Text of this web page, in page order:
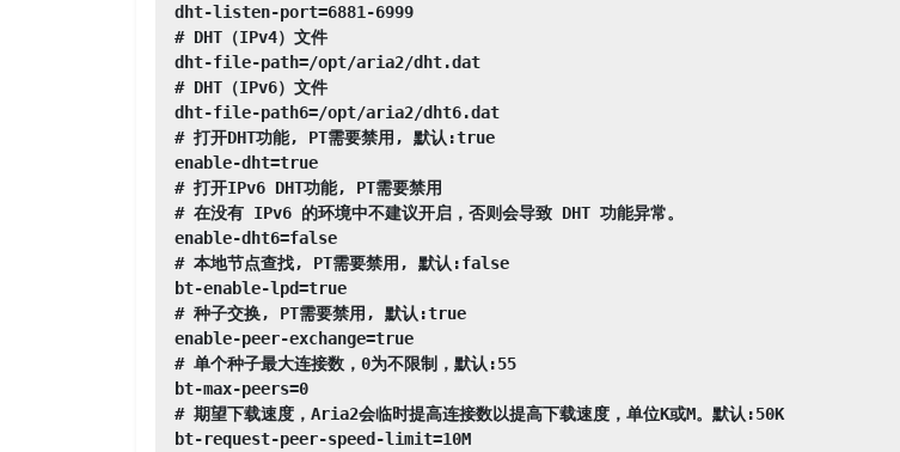
dht-listen-port=6881-6999
# DHT（IPv4）文件
dht-file-path=/opt/aria2/dht.dat
# DHT（IPv6）文件
dht-file-path6=/opt/aria2/dht6.dat
# 打开DHT功能, PT需要禁用, 默认:true
enable-dht=true
# 打开IPv6 DHT功能, PT需要禁用
# 在没有 IPv6 的环境中不建议开启，否则会导致 DHT 功能异常。
enable-dht6=false
# 本地节点查找, PT需要禁用, 默认:false
bt-enable-lpd=true
# 种子交换, PT需要禁用, 默认:true
enable-peer-exchange=true
# 单个种子最大连接数，0为不限制，默认:55
bt-max-peers=0
# 期望下载速度，Aria2会临时提高连接数以提高下载速度，单位K或M。默认:50K
bt-request-peer-speed-limit=10M